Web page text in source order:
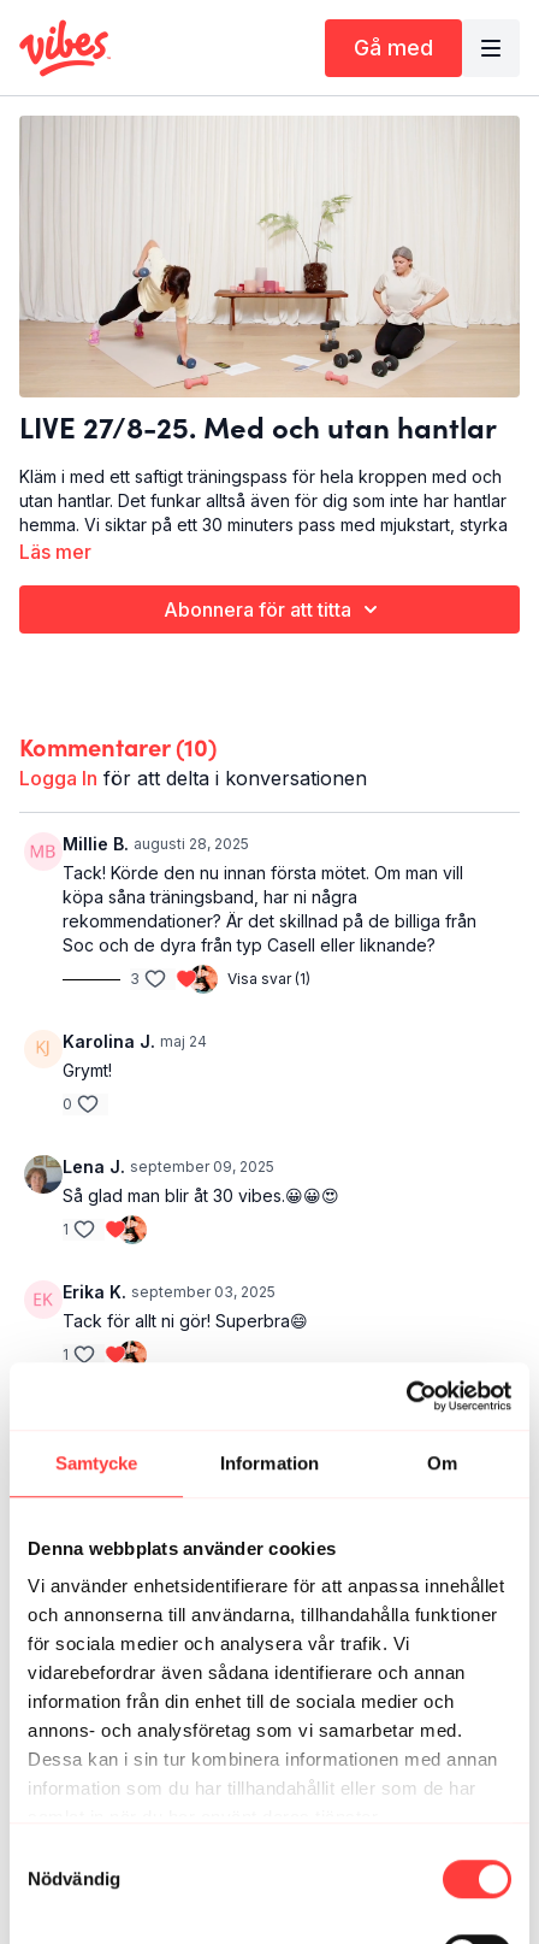
Samtycke Information Om
Denna webbplats använder cookies
Vi använder enhetsidentifierare för att anpassa innehållet
och annonserna till användarna, tillhandahålla funktioner
för sociala medier och analysera vår trafik. Vi
vidarebefordrar även sådana identifierare och annan
information från din enhet till de sociala medier och
annons- och analysföretag som vi samarbetar med.
Dessa kan i sin tur kombinera informationen med annan
information som du har tillhandahållit eller som de har
Nödvändig
Gå med
LIVE 27/8-25. Med och utan hantlar
Kläm i med ett saftigt träningspass för hela kroppen med och
utan hantlar. Det funkar alltså även för dig som inte har hantlar
hemma. Vi siktar på ett 30 minuters pass med mjukstart, styrka
och ett stretchigt avslut.
ett par lite lättare. Kom ihåg att det i vissa övningar också kan
Hela kroppen
Läs mer
Abonnera för att titta
Kommentarer (10)
Logga In för att delta i konversationen
Millie B. augusti 28, 2025
Tack! Körde den nu innan första mötet. Om man vill
köpa såna träningsband, har ni några
rekommendationer? Är det skillnad på de billiga från
Soc och de dyra från typ Casell eller liknande?
3 Visa svar (1)
Karolina J. maj 24
Grymt!
0
Lena J. september 09, 2025
Så glad man blir åt 30 vibes.😀😀😍
1
Erika K. september 03, 2025
Tack för allt ni gör! Superbra😄
1
grymma! Och vi tillsammans är ännu mer grymma!
1
Riktigt bra! Med och sen utan hantlar- genialt!
Amelie augusti 31, 2025
Det här var ett riktigt favoritpass! ✨️
1
utan.